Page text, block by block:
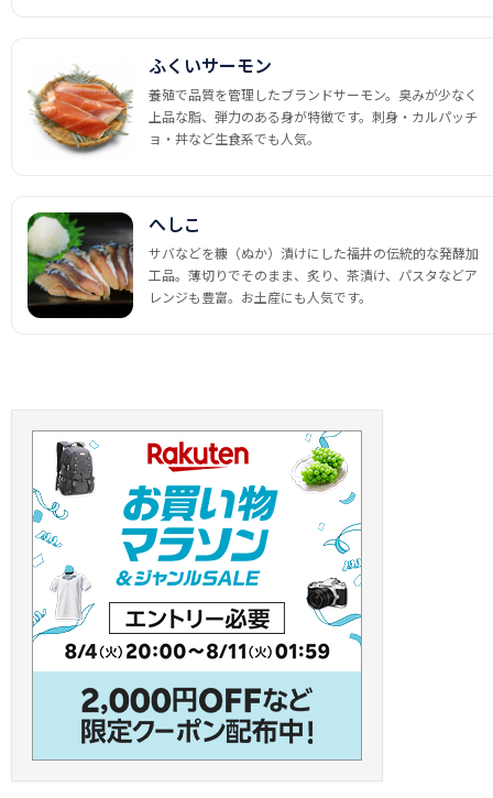
ふくいサーモン
養殖で品質を管理したブランドサーモン。臭みが少なく
上品な脂、弾力のある身が特徴です。刺身・カルパッチ
ョ・丼など生食系でも人気。
へしこ
サバなどを糠（ぬか）漬けにした福井の伝統的な発酵加
工品。薄切りでそのまま、炙り、茶漬け、パスタなどア
レンジも豊富。お土産にも人気です。